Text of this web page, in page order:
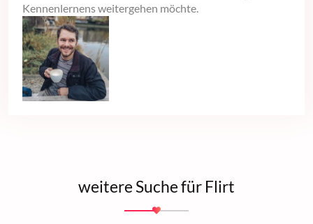
Kennenlernens weitergehen möchte.
weitere Suche für Flirt